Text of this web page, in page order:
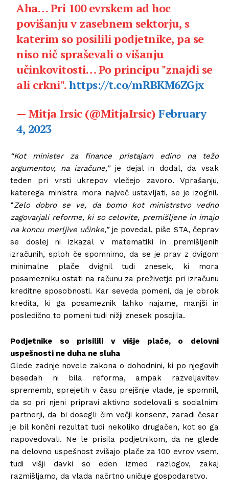
Aha… Pri 100 evrskem ad hoc
povišanju v zasebnem sektorju, s
katerim so posilili podjetnike, pa se
niso nič spraševali o višanju
učinkovitosti… Po principu "znajdi se
ali crkni".https://t.co/mRBKM6ZGjx
— Mitja Irsic (@MitjaIrsic)February
4, 2023
“Kot minister za finance pristajam edino na težo
argumentov, na izračune,”je dejal in dodal, da vsak
teden pri vrsti ukrepov vlečejo zavoro. Vprašanju,
katerega ministra mora največ ustavljati, se je izognil.
“Zelo dobro se ve, da bomo kot ministrstvo vedno
zagovarjali reforme, ki so celovite, premišljene in imajo
na koncu merljive učinke,”je povedal, piše STA, čeprav
se doslej ni izkazal v matematiki in premišljenih
izračunih, sploh če spomnimo, da se je prav z dvigom
minimalne plače dvignil tudi znesek, ki mora
posamezniku ostati na računu za preživetje pri izračunu
kreditne sposobnosti. Kar seveda pomeni, da je obrok
kredita, ki ga posameznik lahko najame, manjši in
posledično to pomeni tudi nižji znesek posojila.
Podjetnike so prisilili v višje plače, o delovni
uspešnosti ne duha ne sluha
Glede zadnje novele zakona o dohodnini, ki po njegovih
besedah ni bila reforma, ampak razveljavitev
sprememb, sprejetih v času prejšnje vlade, je spomnil,
da so pri njeni pripravi aktivno sodelovali s socialnimi
partnerji, da bi dosegli čim večji konsenz, zaradi česar
je bil končni rezultat tudi nekoliko drugačen, kot so ga
napovedovali. Ne le prisila podjetnikom, da ne glede
na delovno uspešnost zvišajo plače za 100 evrov vsem,
tudi višji davki so eden izmed razlogov, zakaj
razmišljamo, da vlada načrtno uničuje gospodarstvo.